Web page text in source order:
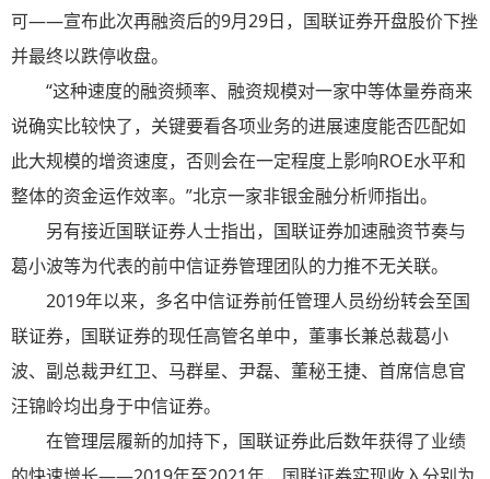
可——宣布此次再融资后的9月29日，国联证券开盘股价下挫
并最终以跌停收盘。
“这种速度的融资频率、融资规模对一家中等体量券商来
说确实比较快了，关键要看各项业务的进展速度能否匹配如
此大规模的增资速度，否则会在一定程度上影响ROE水平和
整体的资金运作效率。”北京一家非银金融分析师指出。
另有接近国联证券人士指出，国联证券加速融资节奏与
葛小波等为代表的前中信证券管理团队的力推不无关联。
2019年以来，多名中信证券前任管理人员纷纷转会至国
联证券，国联证券的现任高管名单中，董事长兼总裁葛小
波、副总裁尹红卫、马群星、尹磊、董秘王捷、首席信息官
汪锦岭均出身于中信证券。
在管理层履新的加持下，国联证券此后数年获得了业绩